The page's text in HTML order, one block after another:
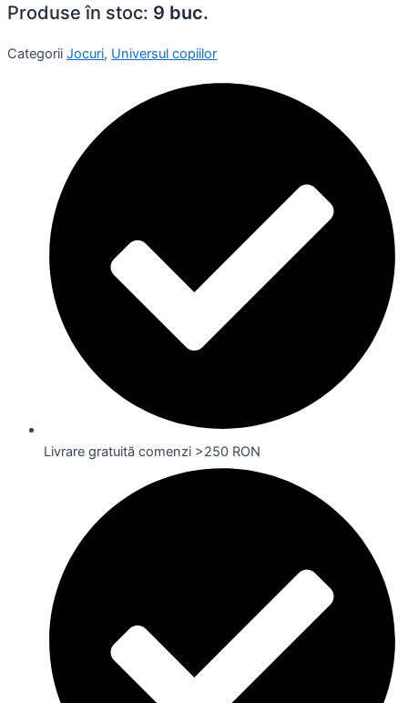
Produse în stoc: 9 buc.
Categorii Jocuri, Universul copiilor
Livrare gratuită comenzi >250 RON